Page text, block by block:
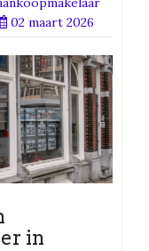
02 maart 2026
in